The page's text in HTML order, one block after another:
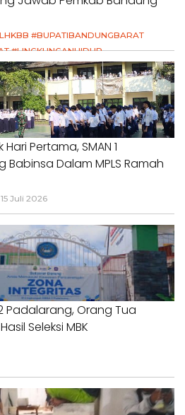
#BUPATIBANDUNGBARAT
#LINGKUNGANHIDUP
Pertama, SMAN 1
Dalam MPLS Ramah
15 Juli 2026
2 Padalarang, Orang Tua
Seleksi MBK